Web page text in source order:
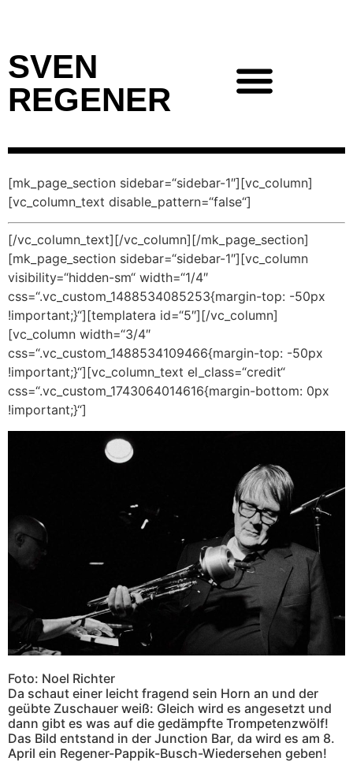
SVEN
REGENER
[mk_page_section sidebar=“sidebar-1″][vc_column]
[vc_column_text disable_pattern=“false“]
[/vc_column_text][/vc_column][/mk_page_section]
[mk_page_section sidebar=“sidebar-1″][vc_column
visibility=“hidden-sm“ width=“1/4″
css=“.vc_custom_1488534085253{margin-top: -50px
!important;}“][templatera id=“5″][/vc_column]
[vc_column width=“3/4″
css=“.vc_custom_1488534109466{margin-top: -50px
!important;}“][vc_column_text el_class=“credit“
css=“.vc_custom_1743064014616{margin-bottom: 0px
!important;}“]
Foto: Noel Richter
Da schaut einer leicht fragend sein Horn an und der
geübte Zuschauer weiß: Gleich wird es angesetzt und
dann gibt es was auf die gedämpfte Trompetenzwölf!
Das Bild entstand in der Junction Bar, da wird es am 8.
April ein Regener-Pappik-Busch-Wiedersehen geben!